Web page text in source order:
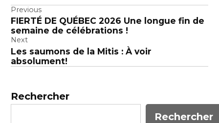
Navigation
de
l’article
Previous
FIERTÉ DE QUÉBEC 2026 Une longue fin de
semaine de célébrations !
Next
Les saumons de la Mitis : À voir
absolument!
Rechercher
Rechercher